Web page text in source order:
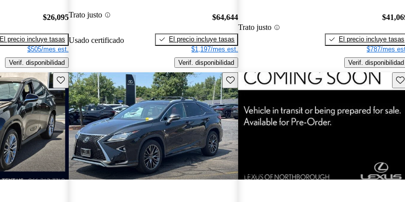
$26,095
El precio incluye tasas
$505/mes est.
Verif. disponibilidad
Trato justo
Usado certificado
$64,644
El precio incluye tasas
$1,197/mes est.
Verif. disponibilidad
Trato justo
El precio incluye tasas
$787/mes
Verif. disponibilidad
Guarda este Aviso Guarda este Aviso
¡Nuevo!